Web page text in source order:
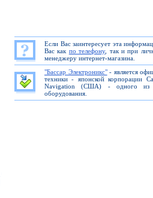
Если Вас заинтересует эта
Вас как по телефону, так и при
менеджеру интернет-магазина.
"Бассар Электроникс"- является
техники - японской корпорации
Navigation (США) - одного из
оборудования.